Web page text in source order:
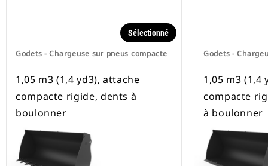
Godets - Chargeuse sur pneus compacte
Sélectionné
1,05 m3 (1,4 yd3), attache
compacte rigide, dents à
boulonner
Godets -
1,05 m3 (1,4
compacte
à boulonner